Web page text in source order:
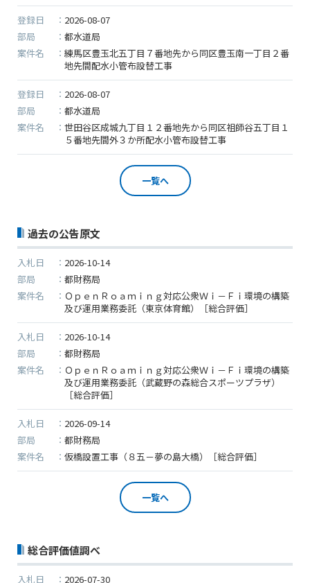
また、５月７日（水）より登録されます。
2024/12/23
●年末年始に伴う情報更新停止のお知らせ●
建設資料館をご利用いただき、誠に有難うございます。
下記の期間につきまして、弊社休業のため情報更新を停
止させていただきます。
【期間】１２月２８日(土)～１月５日(日)
上記の期間、情報の更新がされませんので、ご了承のほ
ど、よろしくお願い申し上げます。
2024/08/05
●夏季休業に伴う情報更新停止のお知らせ●
建設資料館をご利用いただき、誠に有難うございます。
下記の期間につきまして、弊社休業のため情報更新を停
【期間】８月１０日(土)～８月１８日(日)
上記の期間、情報の更新がされませんので、ご了承のほ
ど、よろしくお願い申し上げます。
なお、情報は８月１９日(月)より登録されます。
2023/12/20
●年末年始休業に伴う情報更新停止のお知らせ●
建設資料館をご利用いただき、誠に有難うございます。
下記の期間につきまして、弊社休業のため情報更新を停
止させていただきます。
ど、よろしくお願い申し上げます。
登録日
2026-08-07
部局
都水道局
案件名
練馬区豊玉北五丁目７番地先から同区豊玉南一丁目２番
地先間配水小管布設替工事
登録日
2026-08-07
部局
都水道局
案件名
世田谷区成城九丁目１２番地先から同区祖師谷五丁目１
５番地先間外３か所配水小管布設替工事
一覧へ
過去の公告原文
入札日
2026-10-14
部局
都財務局
案件名
ＯｐｅｎＲｏａｍｉｎｇ対応公衆Ｗｉ－Ｆｉ環境の構築
及び運用業務委託（東京体育館）［総合評価］
入札日
2026-10-14
部局
都財務局
案件名
ＯｐｅｎＲｏａｍｉｎｇ対応公衆Ｗｉ－Ｆｉ環境の構築
及び運用業務委託（武蔵野の森総合スポーツプラザ）
［総合評価］
入札日
2026-09-14
部局
都財務局
案件名
仮橋設置工事（８五－夢の島大橋）［総合評価］
一覧へ
総合評価値調べ
入札日
2026-07-30